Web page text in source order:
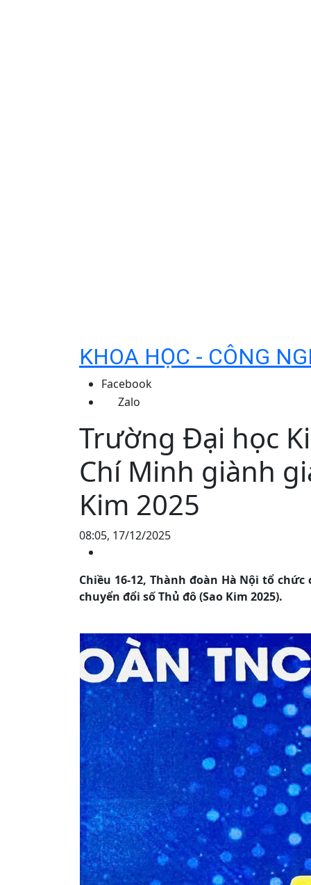
KHOA HỌC - CÔNG
Facebook
Zalo
Trường Đại học
Chí Minh giành
Kim 2025
08:05, 17/12/2025
Chiều 16-12, Thành đoàn Hà Nội tổ
chuyển đổi số Thủ đô (Sao Kim 2025).